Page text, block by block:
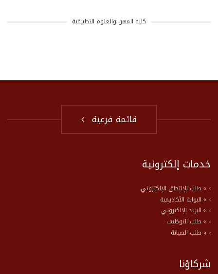
كلية المهن والعلوم التطبيقية
قائمة فرعية
خدمات إلكترونية
» طلب الإلتحاق الإلكتروني
» البوابة الأكاديمية
» البريد الإلكتروني
» طلب التوظيف
» طلب الصيانة
شركاؤنا